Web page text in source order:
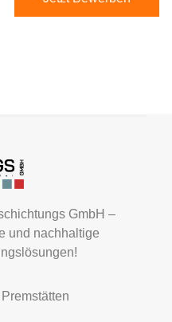
GmbH –
und nachhaltige